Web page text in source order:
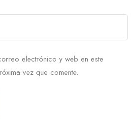
electrónico y web en este
vez que comente.